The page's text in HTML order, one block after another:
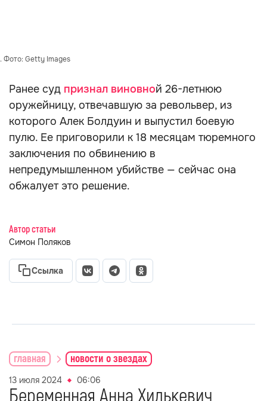
Фото: Getty Images
Ранее суд признал виновной 26-летнюю
оружейницу, отвечавшую за револьвер, из
которого Алек Болдуин и выпустил боевую
пулю. Ее приговорили к 18 месяцам тюремного
заключения по обвинению в
непредумышленном убийстве — сейчас она
обжалует это решение.
Автор статьи
Симон Поляков
Ссылка
главная новости о звездах
13 июля 2024 06:06
Беременная Анна Хилькевич